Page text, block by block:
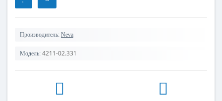
Производитель: Neva
Модель: 4211-02.331